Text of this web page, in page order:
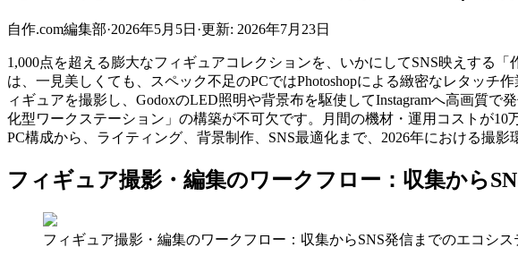
自作.com編集部·2026年5月5日 ·更新: 2026年7月23日
1,000点を超える膨大なフィギュアコレクションを、いかにしてSNS映えする
は、一見美しくても、スペック不足のPCではPhotoshopによる緻密なレタッ
ィギュアを撮影し、GodoxのLED照明や背景布を駆使してInstagramへ高画質
化型ワークステーション」の構築が不可欠です。月間の機材・運用コストが
PC構成から、ライティング、背景制作、SNS最適化まで、2026年における撮影
フィギュア撮影・編集のワークフロー：収集から
フィギュア撮影・編集のワークフロー：収集からSNS発信までのエコシス